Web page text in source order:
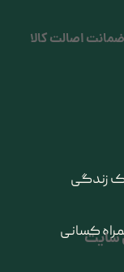
زندگی
کسانیسایت
ضمانت اصالت کالا